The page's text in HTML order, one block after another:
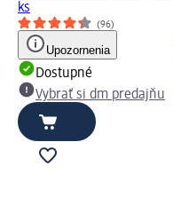
ks
(96)
Upozornenia
Dostupné
Vybrať si dm predajňu